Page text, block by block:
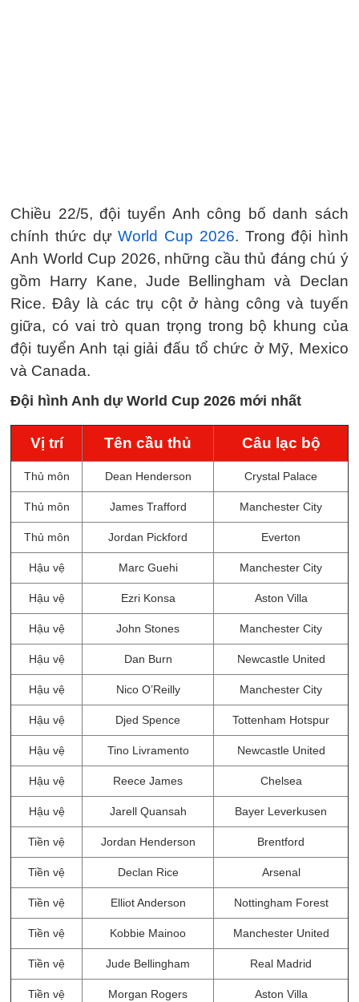
Chiều 22/5, đội tuyển Anh công bố danh sách
chính thức dựWorld Cup 2026. Trong đội hình
Anh World Cup 2026, những cầu thủ đáng chú ý
gồm Harry Kane, Jude Bellingham và Declan
Rice. Đây là các trụ cột ở hàng công và tuyến
giữa, có vai trò quan trọng trong bộ khung của
đội tuyển Anh tại giải đấu tổ chức ở Mỹ, Mexico
và Canada.
Đội hình Anh dự World Cup 2026 mới nhất
Vị trí Tên cầu thủ Câu lạc bộ
Thủ môn Dean Henderson Crystal Palace
Thủ môn James Trafford Manchester City
Thủ môn Jordan Pickford Everton
Hậu vệ Marc Guehi Manchester City
Hậu vệ Ezri Konsa Aston Villa
Hậu vệ John Stones Manchester City
Hậu vệ Dan Burn Newcastle United
Hậu vệ Nico O’Reilly Manchester City
Hậu vệ Djed Spence Tottenham Hotspur
Hậu vệ Tino Livramento Newcastle United
Hậu vệ Reece James Chelsea
Hậu vệ Jarell Quansah Bayer Leverkusen
Tiền vệ Jordan Henderson Brentford
Tiền vệ Declan Rice Arsenal
Tiền vệ Elliot Anderson Nottingham Forest
Tiền vệ Kobbie Mainoo Manchester United
Tiền vệ Jude Bellingham Real Madrid
Tiền vệ Morgan Rogers Aston Villa